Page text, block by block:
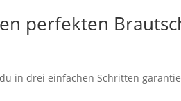
perfekten
in drei einfachen Schritten